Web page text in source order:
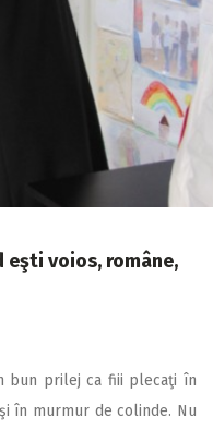
voios, române,
bun prilej ca fiii plecaţi în
în murmur de colinde. Nu